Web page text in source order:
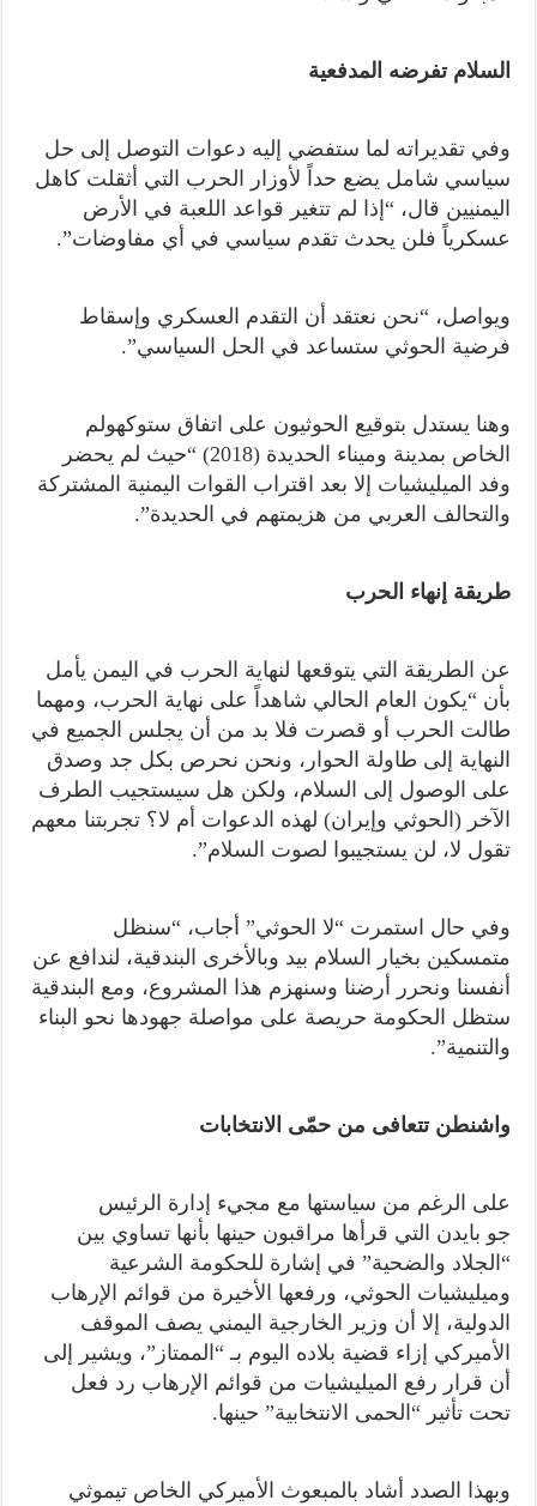
السلام تفرضه المدفعية
وفي تقديراته لما ستفضي إليه دعوات التوصل إلى حل
سياسي شامل يضع حداً لأوزار الحرب التي أثقلت كاهل
اليمنيين قال، “إذا لم تتغير قواعد اللعبة في الأرض
عسكرياً فلن يحدث تقدم سياسي في أي مفاوضات”.
ويواصل، “نحن نعتقد أن التقدم العسكري وإسقاط
فرضية الحوثي ستساعد في الحل السياسي”.
وهنا يستدل بتوقيع الحوثيون على اتفاق ستوكهولم
الخاص بمدينة وميناء الحديدة (2018) “حيث لم يحضر
وفد الميليشيات إلا بعد اقتراب القوات اليمنية المشتركة
والتحالف العربي من هزيمتهم في الحديدة”.
طريقة إنهاء الحرب
عن الطريقة التي يتوقعها لنهاية الحرب في اليمن يأمل
بأن “يكون العام الحالي شاهداً على نهاية الحرب، ومهما
طالت الحرب أو قصرت فلا بد من أن يجلس الجميع في
النهاية إلى طاولة الحوار، ونحن نحرص بكل جد وصدق
على الوصول إلى السلام، ولكن هل سيستجيب الطرف
الآخر (الحوثي وإيران) لهذه الدعوات أم لا؟ تجربتنا معهم
تقول لا، لن يستجيبوا لصوت السلام”.
وفي حال استمرت “لا الحوثي” أجاب، “سنظل
متمسكين بخيار السلام بيد وبالأخرى البندقية، لندافع عن
أنفسنا ونحرر أرضنا وسنهزم هذا المشروع، ومع البندقية
ستظل الحكومة حريصة على مواصلة جهودها نحو البناء
والتنمية”.
واشنطن تتعافى من حمّى الانتخابات
على الرغم من سياستها مع مجيء إدارة الرئيس
جو بايدن التي قرأها مراقبون حينها بأنها تساوي بين
“الجلاد والضحية” في إشارة للحكومة الشرعية
وميليشيات الحوثي، ورفعها الأخيرة من قوائم الإرهاب
الدولية، إلا أن وزير الخارجية اليمني يصف الموقف
الأميركي إزاء قضية بلاده اليوم بـ “الممتاز”، ويشير إلى
أن قرار رفع الميليشيات من قوائم الإرهاب رد فعل
تحت تأثير “الحمى الانتخابية” حينها.
وبهذا الصدد أشاد بالمبعوث الأميركي الخاص تيموثي